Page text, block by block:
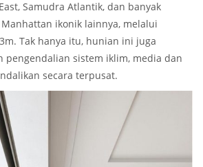
Samudra Atlantik, dan banyak
ikonik lainnya, melalui
Tak hanya itu, hunian ini juga
pengendalian sistem iklim, media dan
secara terpusat.